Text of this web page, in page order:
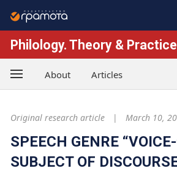
Philology. Theory & Practice
About Articles
Original research article March 10,
SPEECH GENRE
SUBJECT OF